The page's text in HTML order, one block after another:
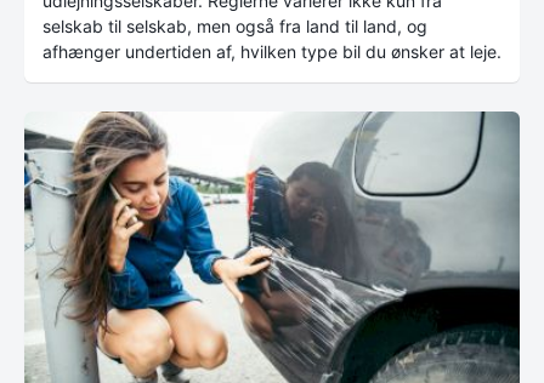
selskab til selskab, men også fra land til land, og
afhænger undertiden af, hvilken type bil du ønsker at leje.